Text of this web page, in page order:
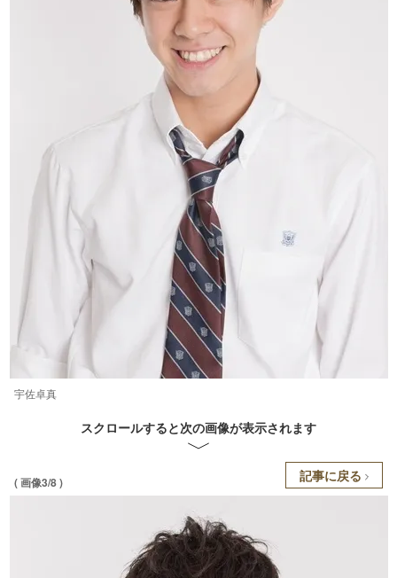
宇佐卓真
スクロールすると次の画像が表示されます
( 画像3/8 ) 記事に戻る